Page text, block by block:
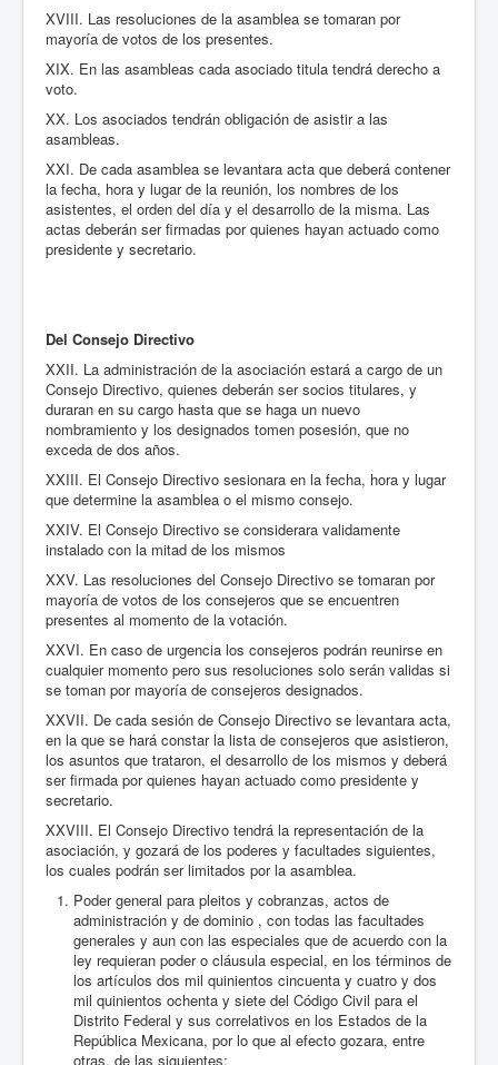
XVIII. Las resoluciones de la asamblea se tomaran por
mayoría de votos de los presentes.
XIX. En las asambleas cada asociado titula tendrá derecho a
voto.
XX. Los asociados tendrán obligación de asistir a las
asambleas.
XXI. De cada asamblea se levantara acta que deberá contener
la fecha, hora y lugar de la reunión, los nombres de los
asistentes, el orden del día y el desarrollo de la misma. Las
actas deberán ser firmadas por quienes hayan actuado como
presidente y secretario.
Del Consejo Directivo
XXII. La administración de la asociación estará a cargo de un
Consejo Directivo, quienes deberán ser socios titulares, y
duraran en su cargo hasta que se haga un nuevo
nombramiento y los designados tomen posesión, que no
exceda de dos años.
XXIII. El Consejo Directivo sesionara en la fecha, hora y lugar
que determine la asamblea o el mismo consejo.
XXIV. El Consejo Directivo se considerara validamente
instalado con la mitad de los mismos
XXV. Las resoluciones del Consejo Directivo se tomaran por
mayoría de votos de los consejeros que se encuentren
presentes al momento de la votación.
XXVI. En caso de urgencia los consejeros podrán reunirse en
cualquier momento pero sus resoluciones solo serán validas si
se toman por mayoría de consejeros designados.
XXVII. De cada sesión de Consejo Directivo se levantara acta,
en la que se hará constar la lista de consejeros que asistieron,
los asuntos que trataron, el desarrollo de los mismos y deberá
ser firmada por quienes hayan actuado como presidente y
secretario.
XXVIII. El Consejo Directivo tendrá la representación de la
asociación, y gozará de los poderes y facultades siguientes,
los cuales podrán ser limitados por la asamblea.
Poder general para pleitos y cobranzas, actos de
administración y de dominio , con todas las facultades
generales y aun con las especiales que de acuerdo con la
ley requieran poder o cláusula especial, en los términos de
los artículos dos mil quinientos cincuenta y cuatro y dos
mil quinientos ochenta y siete del Código Civil para el
Distrito Federal y sus correlativos en los Estados de la
República Mexicana, por lo que al efecto gozara, entre
otras, de las siguientes: